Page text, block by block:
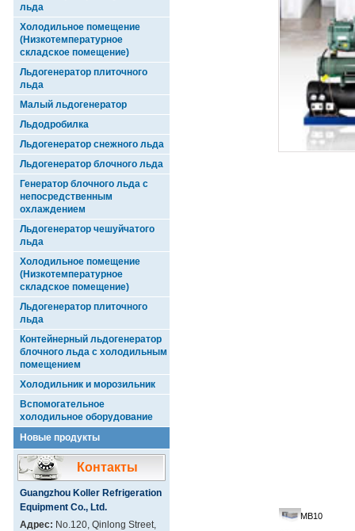
льда
Холодильное помещение
(Низкотемпературное
складское помещение)
Льдогенератор плиточного
льда
Малый льдогенератор
Льдодробилка
Льдогенератор снежного льда
Льдогенератор блочного льда
Генератор блочного льда с
непосредственным
охлаждением
Льдогенератор чешуйчатого
льда
Холодильное помещение
(Низкотемпературное
складское помещение)
Льдогенератор плиточного
льда
Контейнерный льдогенератор
блочного льда с холодильным
помещением
Холодильник и морозильник
Вспомогательное
холодильное оборудование
Новые продукты
Контакты
Guangzhou Koller Refrigeration
Equipment Co., Ltd.
Адрес: No.120, Qinlong Street,
MB10